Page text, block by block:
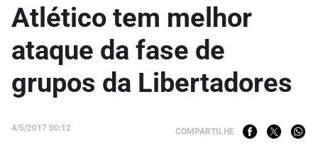
Atlético tem melhor
ataque da fase de
grupos da Libertadores
4/5/2017 00:12 COMPARTILHE